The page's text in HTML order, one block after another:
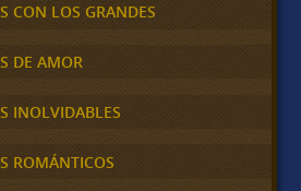
CON LOS GRANDES
DE AMOR
INOLVIDABLES
ROMÁNTICOS